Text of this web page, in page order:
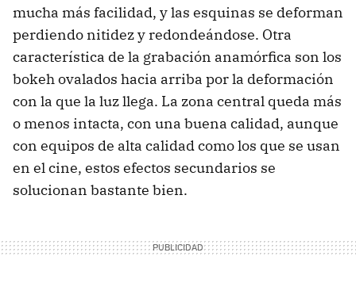
mucha más facilidad, y las esquinas se deforman
perdiendo nitidez y redondeándose. Otra
característica de la grabación anamórfica son los
bokeh ovalados hacia arriba por la deformación
con la que la luz llega. La zona central queda más
o menos intacta, con una buena calidad, aunque
con equipos de alta calidad como los que se usan
en el cine, estos efectos secundarios se
solucionan bastante bien.